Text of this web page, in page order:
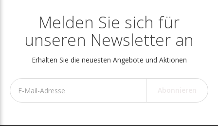
Melden Sie sich für
unseren Newsletter an
Erhalten Sie die neuesten Angebote und Aktionen